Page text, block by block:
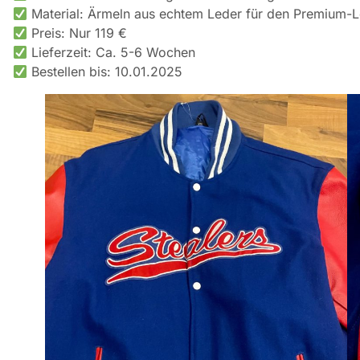
Material: Ärmeln aus echtem Leder für den Premium-
Preis: Nur 119 €
Lieferzeit: Ca. 5-6 Wochen
Bestellen bis: 10.01.2025